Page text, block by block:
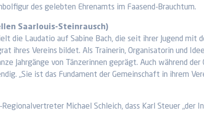
des gelebten Ehrenamts im Faasend-Brauchtum.
Saarlouis-Steinrausch)
die Laudatio auf Sabine Bach, die seit ihrer Jugend mit
ihres Vereins bildet. Als Trainerin, Organisatorin und
Jahrgänge von Tänzerinnen geprägt. Auch während
„Sie ist das Fundament der Gemeinschaft in ihrem
Michael Schleich, dass Karl Steuer „der